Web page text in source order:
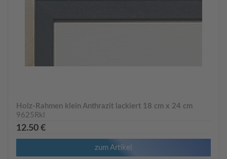
Holz-Rahmen klein Anthrazit lackiert 18 cm x 24 cm
9625Rkl
12.50 €
zum Artikel